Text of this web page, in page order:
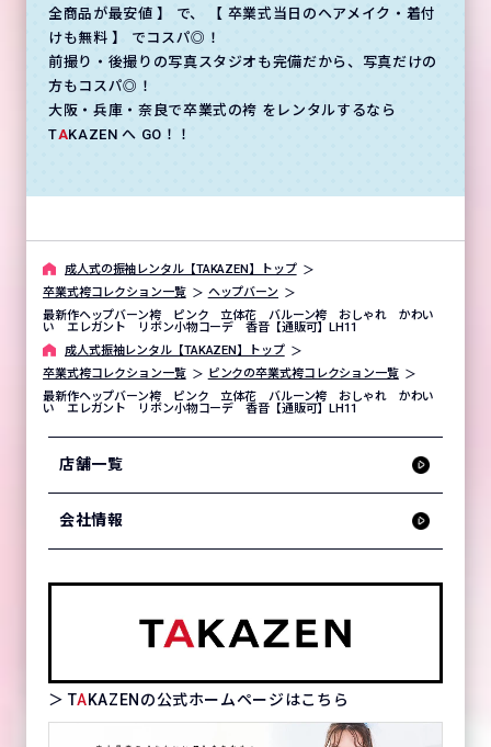
全商品が最安値 】 で、 【 卒業式当日のヘアメイク・着付
けも無料 】 でコスパ◎！
前撮り・後撮りの写真スタジオも完備だから、写真だけの
方もコスパ◎！
大阪・兵庫・奈良で卒業式の袴 をレンタルするなら
TAKAZEN へ GO！！
成⼈式の振袖レンタル【TAKAZEN】トップ
卒業式袴コレクション一覧
ヘップバーン
最新作ヘップバーン袴 ピンク 立体花 バルーン袴 おしゃれ かわい
い エレガント リボン小物コーデ 香音【通販可】LH11
成⼈式振袖レンタル【TAKAZEN】トップ
卒業式袴コレクション一覧
ピンクの卒業式袴コレクション一覧
最新作ヘップバーン袴 ピンク 立体花 バルーン袴 おしゃれ かわい
い エレガント リボン小物コーデ 香音【通販可】LH11
店舗一覧
会社情報
＞ TAKAZENの公式ホームページはこちら